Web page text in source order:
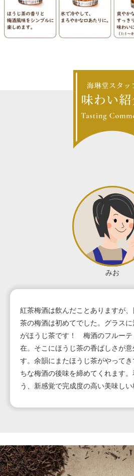
みお
紅茶梅酒は飲んだことありますが
茶の梅酒は初めてでした。グラス
がほうじ茶です！ 梅酒のフルーテ
在。そこにほうじ茶の香ばしさが
す。余韻にまたほうじ茶がやって
ちな梅酒の後味を締めてくれます
う、新感覚で完成度の高い美味し